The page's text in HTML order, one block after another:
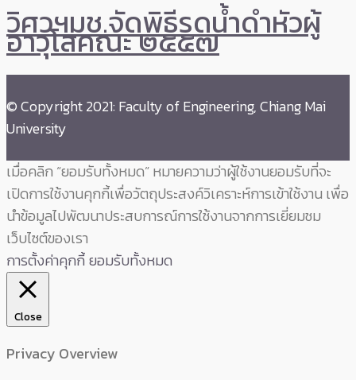
วิศวฯมช.จัดพิธีรดน้ำดำหัวผู้
อาวุโสคณะ ๒๕๕๗
© Copyright 2021: Faculty of Engineering, Chiang Mai
University
เมื่อคลิก “ยอมรับทั้งหมด” หมายความว่าผู้ใช้งานยอมรับที่จะ
เปิดการใช้งานคุกกี้เพื่อวัตถุประสงค์วิเคราะห์การเข้าใช้งาน เพื่อ
นำข้อมูลไปพัฒนาประสบการณ์การใช้งานจากการเยี่ยมชม
เว็บไซต์ของเรา
การตั้งค่าคุกกี้ยอมรับทั้งหมด
Close
Privacy Overview